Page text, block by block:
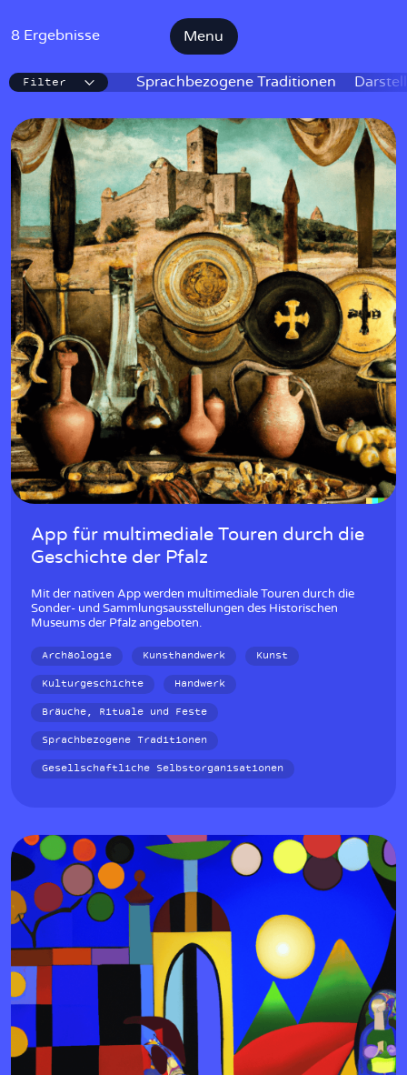
Menu
Filter Sprachbezogene Traditionen
IKE
8 Ergebnisse
App für multimediale Touren durch die
Geschichte der Pfalz
Mit der nativen App werden multimediale Touren durch die
Sonder- und Sammlungsausstellungen des Historischen
Museums der Pfalz angeboten.
Archäologie Kunsthandwerk
Kunst
Kulturgeschichte
Handwerk
Bräuche, Rituale und Feste
Sprachbezogene Traditionen
Gesellschaftliche Selbstorganisationen